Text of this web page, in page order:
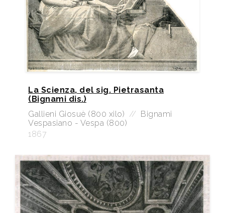
La Scienza, del sig. Pietrasanta
(Bignami dis.)
Gallieni Giosuè (800 xilo) // Bignami
Vespasiano - Vespa (800)
1867